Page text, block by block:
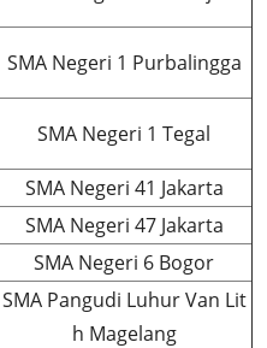
SMA Negeri 1 Purbalingga
SMA Negeri 1 Tegal
SMA Negeri 41 Jakarta
SMA Negeri 47 Jakarta
SMA Negeri 6 Bogor
SMA Pangudi Luhur Van Lit
h Magelang